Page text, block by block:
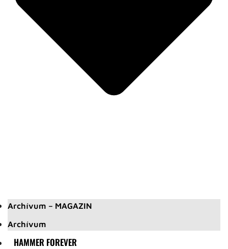
Archívum – MAGAZIN
Archívum
HAMMER FOREVER